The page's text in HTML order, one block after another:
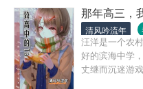
那年高三，
清风吟流年
汪洋是一个农
好的滨海中学
丈继而沉迷游